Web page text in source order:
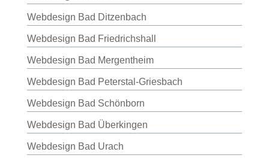
Webdesign Bad Ditzenbach
Webdesign Bad Friedrichshall
Webdesign Bad Mergentheim
Webdesign Bad Peterstal-Griesbach
Webdesign Bad Schönborn
Webdesign Bad Überkingen
Webdesign Bad Urach